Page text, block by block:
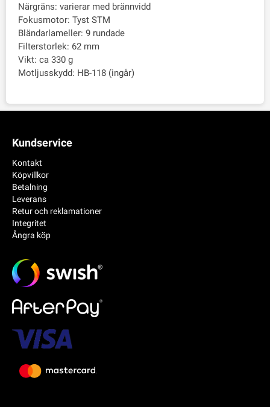
Närgräns: varierar med brännvidd
Fokusmotor: Tyst STM
Bländarlameller: 9 rundade
Filterstorlek: 62 mm
Vikt: ca 330 g
Motljusskydd: HB-118 (ingår)
Kundservice
Kontakt
Köpvillkor
Betalning
Leverans
Retur och reklamationer
Integritet
Ångra köp